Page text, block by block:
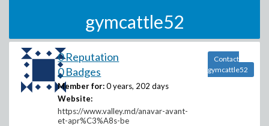
gymcattle52
0 Reputation
0 Badges
Member for: 0 years, 202 days
Website:
https://www.valley.md/anavar-avant-
et-apr%C3%A8s-be
Contact
gymcattle52